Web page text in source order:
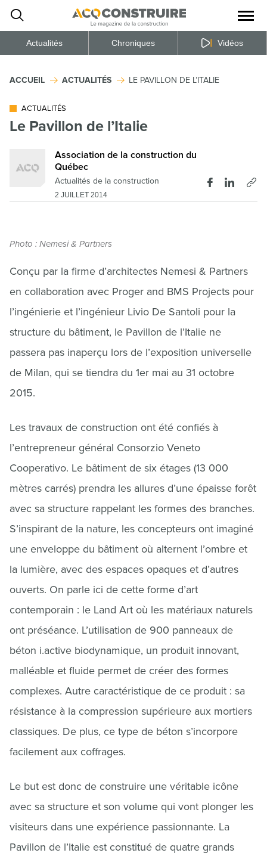
la
du
Actualités Chroniques Vidéos
ACCUEIL ACTUALITÉS LE PAVILLON DE L’ITALIE
ACTUALITÉS
Le Pavillon de l’Italie
Association de la construction du
Québec
Actualités de la construction
2 JUILLET 2014
Photo : Nemesi & Partners
Conçu par la firme d’architectes Nemesi & Partners
en collaboration avec Proger and BMS Projects pour
l’ingénierie et l’ingénieur Livio De Santoli pour la
structure du bâtiment, le Pavillon de l’Italie ne
passera pas inaperçu lors de l’exposition universelle
de Milan, qui se tiendra du 1er mai au 31 octobre
2015.
Les travaux de construction ont été confiés à
l’entrepreneur général Consorzio Veneto
Cooperativo. Le bâtiment de six étages (13 000
mètres carrés) prendra les allures d’une épaisse forêt
avec sa structure rappelant les formes des branches.
S’inspirant de la nature, les concepteurs ont imaginé
une enveloppe du bâtiment où alternent l’ombre et
la lumière, avec des espaces opaques et d’autres
ouverts. On parle ici de cette forme d’art
contemporain : le Land Art où les matériaux naturels
ont préséance. L’utilisation de 900 panneaux de
béton i.active biodynamique, un produit innovant,
malléable et fluide permet de créer des formes
complexes. Autre caractéristique de ce produit : sa
résistance à la compression supérieure aux mortiers
classiques. De plus, ce type de béton s’incorpore
facilement aux coffrages.
Le but est donc de construire une véritable icône
avec sa structure et son volume qui vont plonger les
visiteurs dans une expérience passionnante. La
Pavillon de l’Italie est constitué de quatre grands